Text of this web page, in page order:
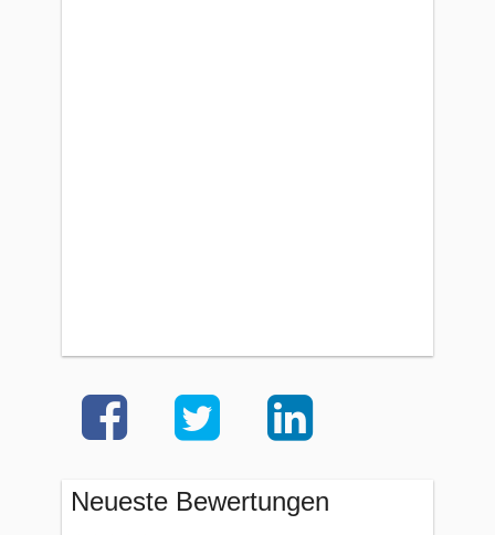
Neueste Bewertungen